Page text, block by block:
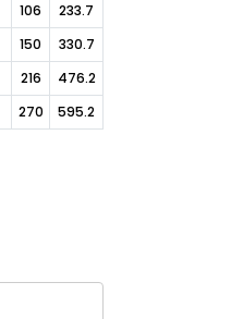
106
233.7
150
330.7
216
476.2
270 595.2